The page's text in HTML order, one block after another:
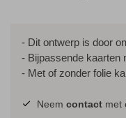
- Dit ontwerp is door
- Bijpassende kaarten
- Met of zonder folie
Neem contact met